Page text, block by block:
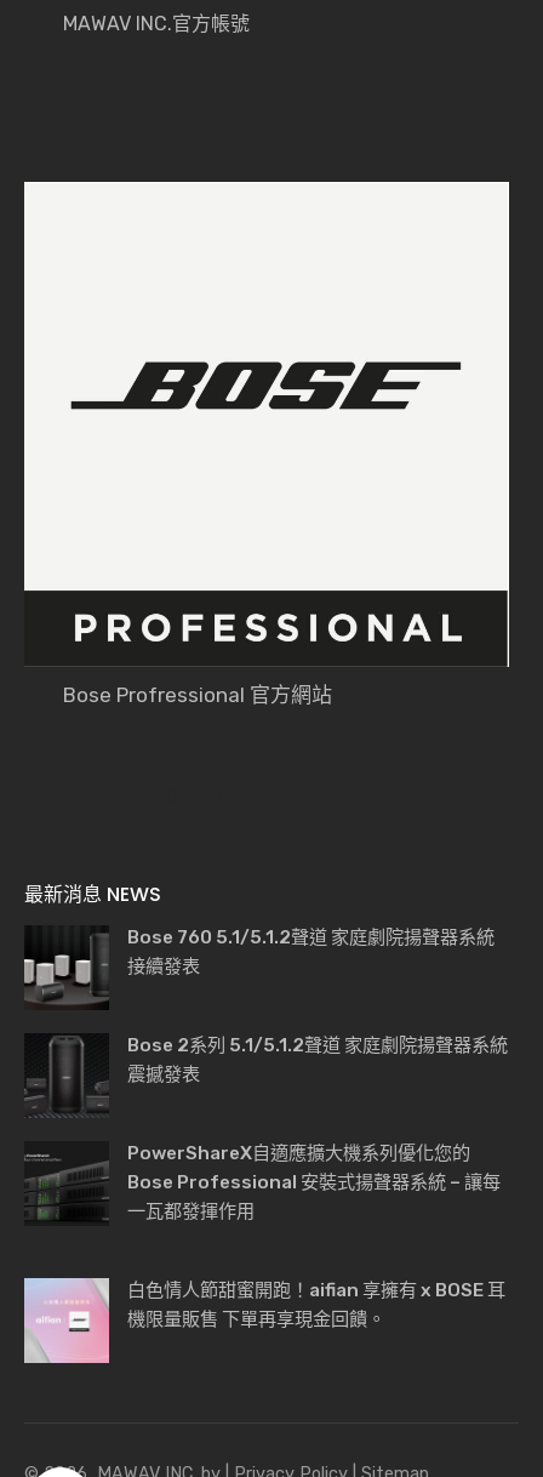
MAWAV INC.官方帳號
Bose Profressional 官方網站
最新消息 NEWS
Bose 760 5.1/5.1.2聲道 家庭劇院揚聲器系統
接續發表
Bose 2系列 5.1/5.1.2聲道 家庭劇院揚聲器系統
震撼發表
PowerShareX自適應擴大機系列優化您的
Bose Professional 安裝式揚聲器系統 – 讓每
一瓦都發揮作用
白色情人節甜蜜開跑！aifian 享擁有 x BOSE 耳
機限量販售 下單再享現金回饋。